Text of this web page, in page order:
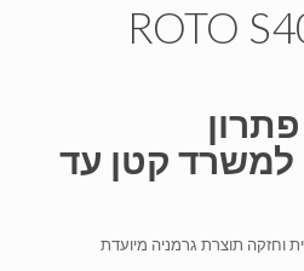
ROTO
סדרת S400 פתרון
למשרד קטן עד
וחזקה תוצרת גרמניה מיועדת